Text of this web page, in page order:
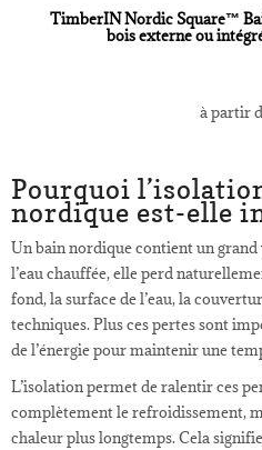
TimberIN Nordic Square™
bois externe ou
à partir
Pourquoi
nordique est-elle
Un bain nordique contient un grand
l’eau chauffée, elle perd
fond, la surface de l’eau, la
techniques. Plus ces pertes sont
de l’énergie pour maintenir une
L’isolation permet de ralentir ces
complètement le refroidissement,
chaleur plus longtemps. Cela